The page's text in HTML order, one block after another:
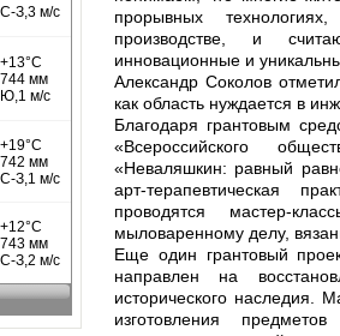
прорывных
производстве, и
инновационные и
Александр Соколов
как область нуждается в
Благодаря грантовым
«Всероссийского
«Неваляшкин: равный
арт-терапевтическая
проводятся мастер-
мыловаренному делу,
Еще один грантовый
направлен на
исторического наследия.
изготовления